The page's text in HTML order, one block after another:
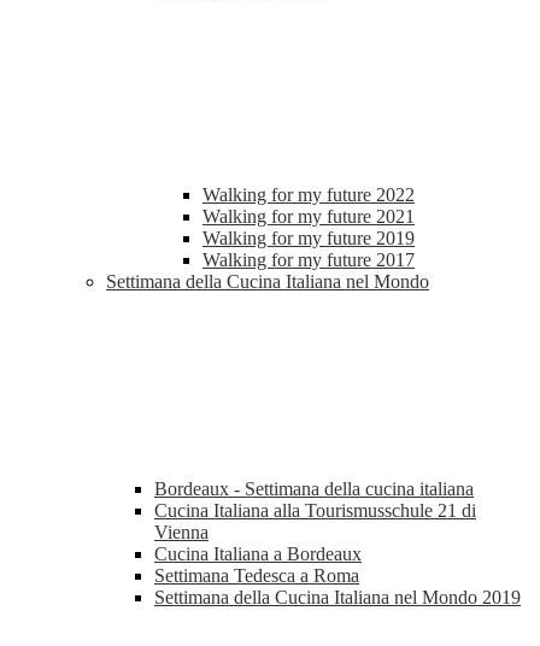
Walking for my future 2022
Walking for my future 2021
Walking for my future 2019
Walking for my future 2017
Settimana della Cucina Italiana nel Mondo
Bordeaux - Settimana della cucina italiana
Cucina Italiana alla Tourismusschule 21 di
Vienna
Cucina Italiana a Bordeaux
Settimana Tedesca a Roma
Settimana della Cucina Italiana nel Mondo 2019